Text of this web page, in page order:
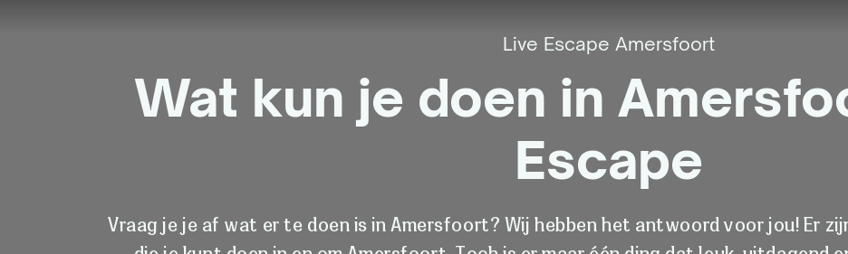
Live Escape Amersfoort
Wat kun je doen in
Escape
Vraag je je af wat er te doen is in Amersfoort? Wij hebben het antwoord voor jou! Er